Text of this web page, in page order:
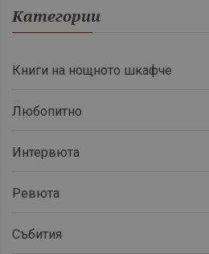
Категории
Книги на нощното шкафче
Любопитно
Интервюта
Ревюта
Събития